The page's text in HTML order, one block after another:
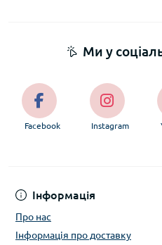
Інформація
Про нас
Інформація про доставку
Ми у
Facebook Instagram